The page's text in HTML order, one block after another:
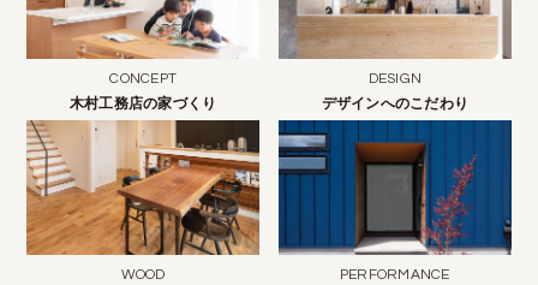
CONCEPT
木村工務店の家づくり
DESIGN
デザインへのこだわり
WOOD
PERFORMANCE